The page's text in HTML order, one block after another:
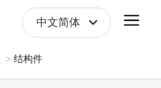
中文简体
中文简体
结构件